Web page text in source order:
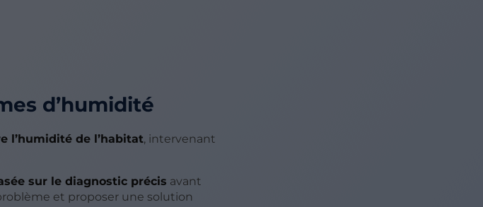
d’humidité
l’humidité de l’habitat, intervenant
sur le diagnostic précis avant
et proposer une solution